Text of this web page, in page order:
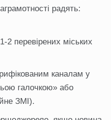
радять:
2 перевірених міських
каналам у
галочкою» або
ЗМІ).